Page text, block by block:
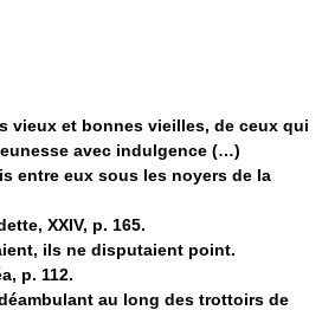
vieux et bonnes vieilles, de ceux qui
avec indulgence (…)
entre eux sous les noyers de la
XXIV, p. 165.
ils ne disputaient point.
p. 112.
au long des trottoirs de